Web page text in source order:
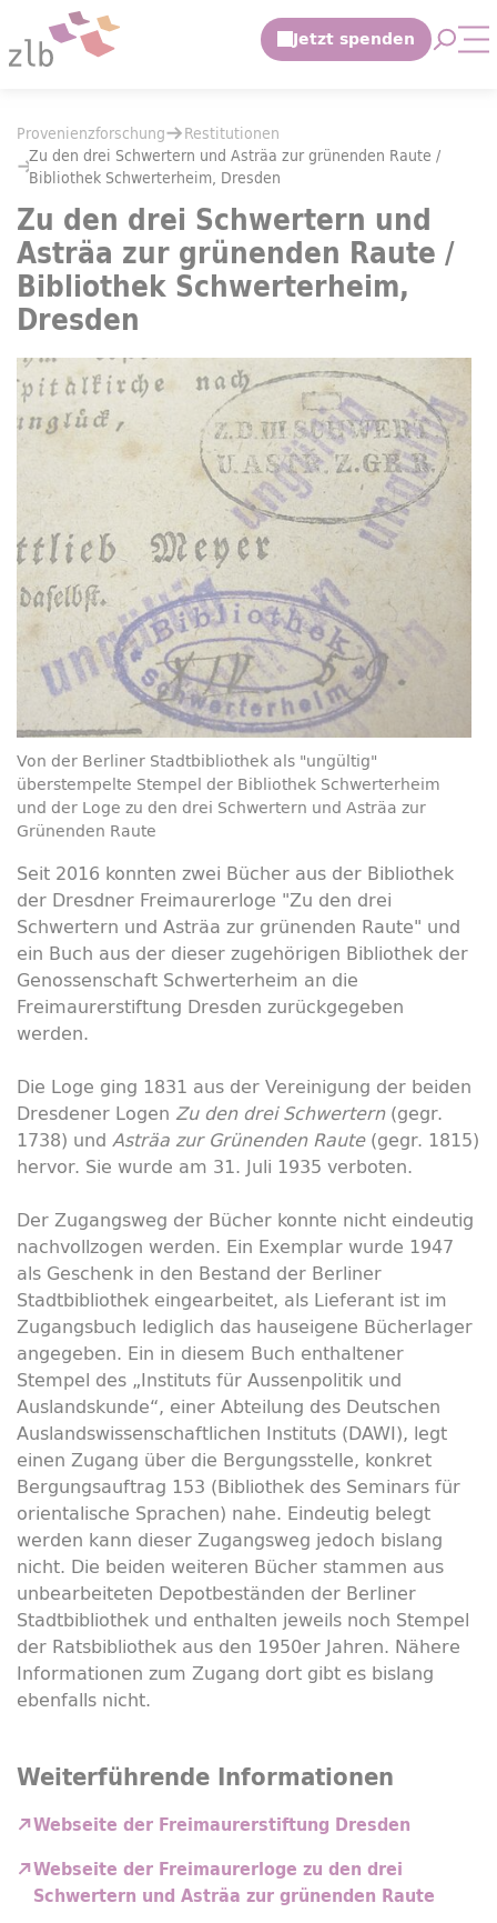
Zum Hauptinhalt springen
Zur Suche springen
Restitutionen
Zu den drei Schwertern und Asträa zur grünenden Raute / Bibliothek
Sie befinden sich hier:
Provenienzforschung
Restitutionen
Zu den drei Schwertern und Asträa zur grünenden Raute /
Bibliothek Schwerterheim, Dresden
Zu den drei Schwertern und
Asträa zur grünenden Raute /
Bibliothek Schwerterheim,
Dresden
Von der Berliner Stadtbibliothek als "ungültig"
überstempelte Stempel der Bibliothek Schwerterheim
und der Loge zu den drei Schwertern und Asträa zur
Grünenden Raute
Seit 2016 konnten zwei Bücher aus der Bibliothek
der Dresdner Freimaurerloge "Zu den drei
Schwertern und Asträa zur grünenden Raute" und
ein Buch aus der dieser zugehörigen Bibliothek der
Genossenschaft Schwerterheim an die
Freimaurerstiftung Dresden zurückgegeben
werden.
Die Loge ging 1831 aus der Vereinigung der beiden
Dresdener Logen Zu den drei Schwertern(gegr.
1738) und Asträa zur Grünenden Raute(gegr. 1815)
hervor. Sie wurde am 31. Juli 1935 verboten.
Der Zugangsweg der Bücher konnte nicht eindeutig
nachvollzogen werden. Ein Exemplar wurde 1947
als Geschenk in den Bestand der Berliner
Stadtbibliothek eingearbeitet, als Lieferant ist im
Zugangsbuch lediglich das hauseigene Bücherlager
angegeben. Ein in diesem Buch enthaltener
Stempel des „Instituts für Aussenpolitik und
Auslandskunde“, einer Abteilung des Deutschen
Auslandswissenschaftlichen Instituts (DAWI), legt
einen Zugang über die Bergungsstelle, konkret
Bergungsauftrag 153 (Bibliothek des Seminars für
orientalische Sprachen) nahe. Eindeutig belegt
werden kann dieser Zugangsweg jedoch bislang
nicht. Die beiden weiteren Bücher stammen aus
unbearbeiteten Depotbeständen der Berliner
Stadtbibliothek und enthalten jeweils noch Stempel
der Ratsbibliothek aus den 1950er Jahren. Nähere
Informationen zum Zugang dort gibt es bislang
ebenfalls nicht.
Weiterführende Informationen
Webseite der Freimaurerstiftung Dresden
Webseite der Freimaurerloge zu den drei
Schwertern und Asträa zur grünenden Raute